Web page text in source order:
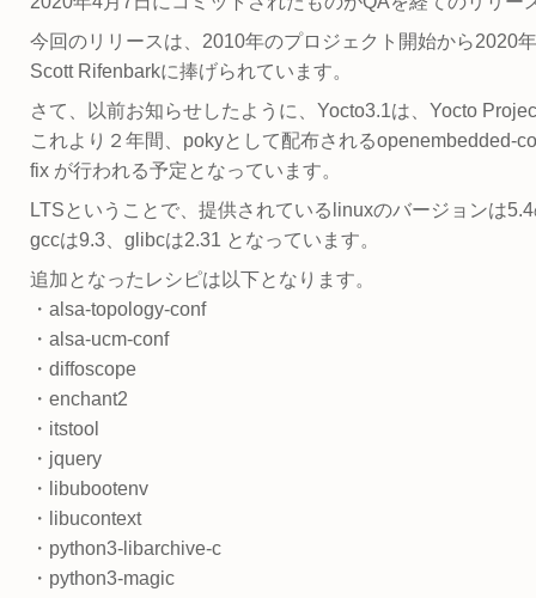
今回のリリースは、2010年のプロジェクト開始から2020
Scott Rifenbarkに捧げられています。
さて、以前お知らせしたように、Yocto3.1は、Yocto
これより２年間、pokyとして配布されるopenembedded-
fix が行われる予定となっています。
LTSということで、提供されているlinuxのバージョンは
gccは9.3、glibcは2.31 となっています。
追加となったレシピは以下となります。
・alsa-topology-conf
・alsa-ucm-conf
・diffoscope
・enchant2
・itstool
・jquery
・libubootenv
・libucontext
・python3-libarchive-c
・python3-magic